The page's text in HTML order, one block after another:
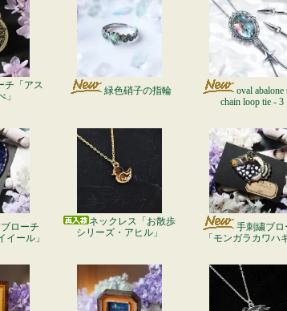
チ「アス
」
緑色硝子の指輪
oval abalone
chain loop tie - 3
ローチ
イール」
ネックレス「お散歩
シリーズ・アヒル」
手刺繍ブロ
「モンガラカワハ